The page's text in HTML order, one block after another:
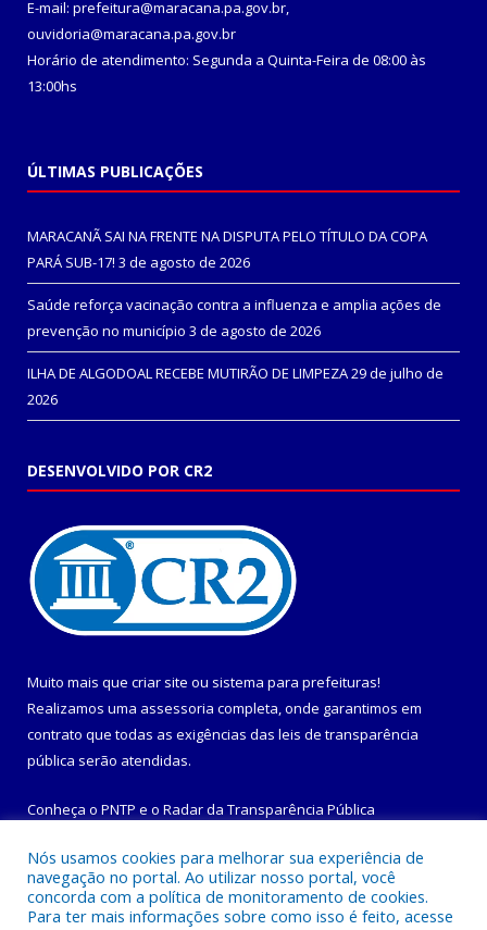
E-mail: prefeitura@maracana.pa.gov.br,
ouvidoria@maracana.pa.gov.br
Horário de atendimento: Segunda a Quinta-Feira de 08:00 às
13:00hs
ÚLTIMAS PUBLICAÇÕES
MARACANÃ SAI NA FRENTE NA DISPUTA PELO TÍTULO DA COPA
PARÁ SUB-17! 3 de agosto de 2026
Saúde reforça vacinação contra a influenza e amplia ações de
prevenção no município 3 de agosto de 2026
ILHA DE ALGODOAL RECEBE MUTIRÃO DE LIMPEZA29 de julho de
2026
DESENVOLVIDO POR CR2
Muito mais que criar site ou sistema para prefeituras!
Realizamos uma assessoria completa, onde garantimos em
contrato que todas as exigências das leis de transparência
pública serão atendidas.
Conheça o PNTP e o Radar da Transparência Pública
Todos os direitos reservados a Prefeitura Municipal de
Nós usamos cookies para melhorar sua experiência de
navegação no portal. Ao utilizar nosso portal, você
concorda com a política de monitoramento de cookies.
Para ter mais informações sobre como isso é feito, acesse